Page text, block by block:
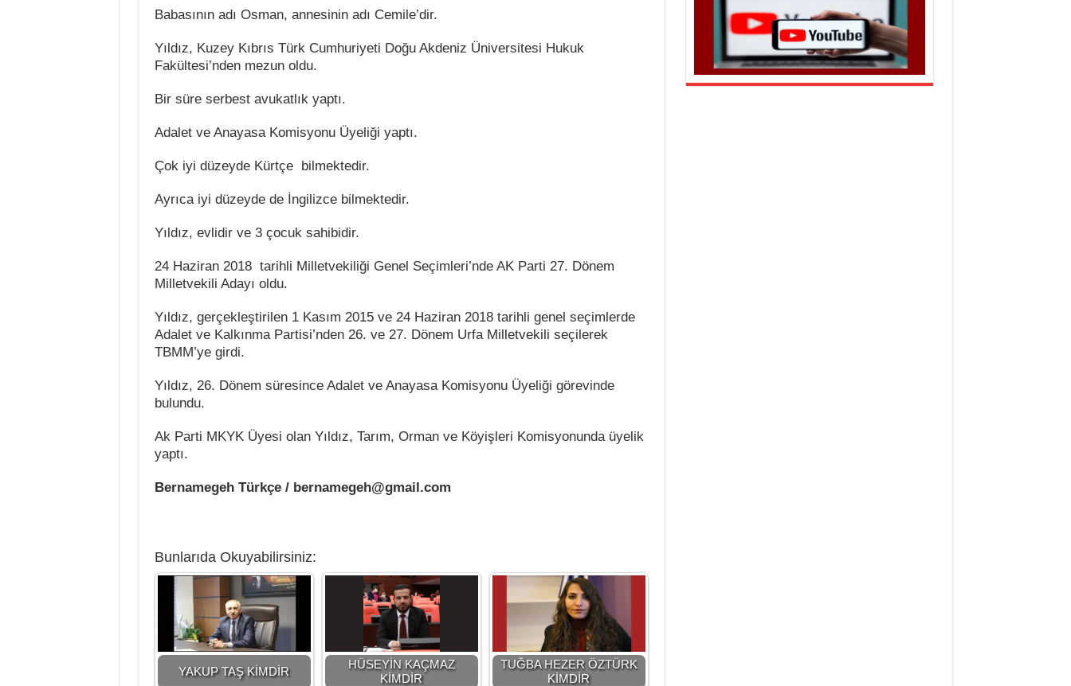
Babasının adı Osman, annesinin adı Cemile’dir.
Yıldız, Kuzey Kıbrıs Türk Cumhuriyeti Doğu Akdeniz Üniversitesi Hukuk
Fakültesi’nden mezun oldu.
Bir süre serbest avukatlık yaptı.
Adalet ve Anayasa Komisyonu Üyeliği yaptı.
Çok iyi düzeyde Kürtçe bilmektedir.
Ayrıca iyi düzeyde de İngilizce bilmektedir.
Yıldız, evlidir ve 3 çocuk sahibidir.
24 Haziran 2018 tarihli Milletvekiliği Genel Seçimleri’nde AK Parti 27. Dönem
Milletvekili Adayı oldu.
Yıldız, gerçekleştirilen 1 Kasım 2015 ve 24 Haziran 2018 tarihli genel seçimlerde
Adalet ve Kalkınma Partisi’nden 26. ve 27. Dönem Urfa Milletvekili seçilerek
TBMM’ye girdi.
Yıldız, 26. Dönem süresince Adalet ve Anayasa Komisyonu Üyeliği görevinde
bulundu.
Ak Parti MKYK Üyesi olan Yıldız, Tarım, Orman ve Köyişleri Komisyonunda üyelik
yaptı.
Bernamegeh Türkçe / bernamegeh@gmail.com
Bunlarıda Okuyabilirsiniz:
YAKUP TAŞ KİMDİR
HÜSEYİN KAÇMAZ
KİMDİR
TUĞBA HEZER ÖZTÜRK
KİMDİR